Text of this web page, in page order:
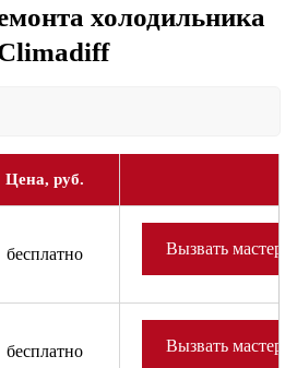
холодильника
Цена, руб.
бесплатно Вызвать мастера
бесплатно Вызвать мастера
мастера и доставка запчастей
или холодильного